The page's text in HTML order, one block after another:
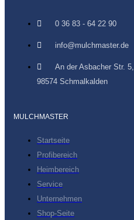
0 36 83 - 64 22 90
info@mulchmaster.de
An der Asbacher Str. 5,
98574 Schmalkalden
MULCHMASTER
Startseite
Profibereich
Heimbereich
Service
Unternehmen
Shop-Seite